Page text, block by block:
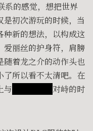
系的感觉，想把世界
初次游玩的时候，当
新的想法，以构成这
爱丽丝的护身符，肩膀
随着龙之介的动作头也
了所以看不太清吧。在
与
对峙的时